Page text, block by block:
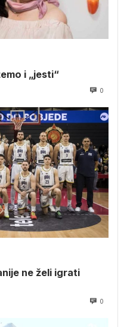
i „jesti“
0
ne želi igrati
0